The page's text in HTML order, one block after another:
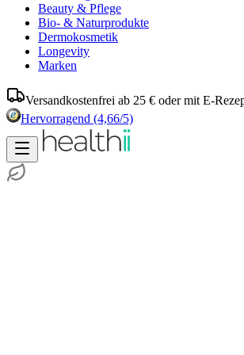
Beauty & Pflege
Bio- & Naturprodukte
Dermokosmetik
Longevity
Marken
Versandkostenfrei ab 25 € oder mit E-
Hervorragend (4,66/5)